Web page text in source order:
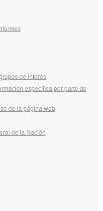
de interés
específica por parte de
de la página web
de la Nación